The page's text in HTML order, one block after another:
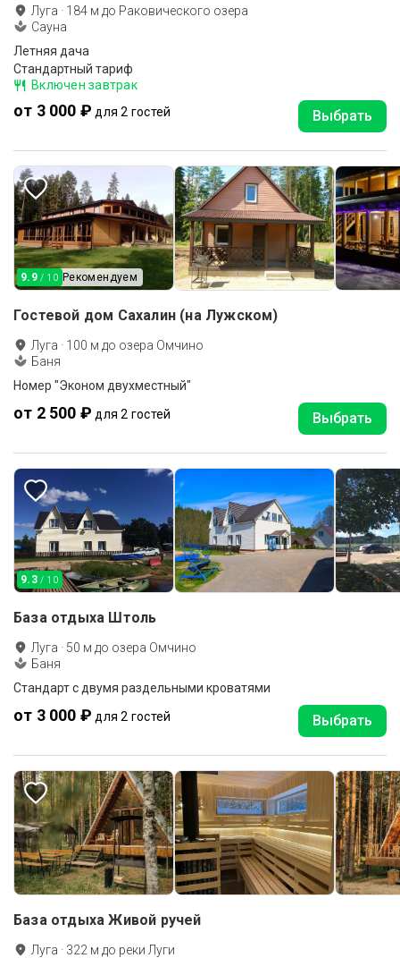
Луга · 184 м до Раковического озера
Сауна
Летняя дача
Стандартный тариф
Включен завтрак
от 3 000 ₽ для 2 гостей Выбрать
9.9 / 10 Рекомендуем
Гостевой дом Сахалин (на Лужском)
Луга · 100 м до озера Омчино
Баня
Номер "Эконом двухместный"
от 2 500 ₽ для 2 гостей Выбрать
9.3 / 10
База отдыха Штоль
Луга · 50 м до озера Омчино
Баня
Стандарт с двумя раздельными кроватями
от 3 000 ₽ для 2 гостей Выбрать
База отдыха Живой ручей
Луга · 322 м до реки Луги